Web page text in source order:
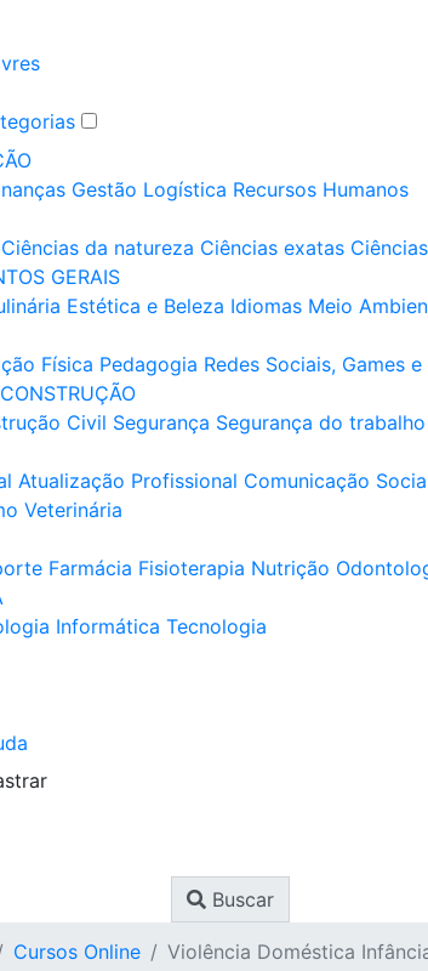
Gestão Logística Recursos Humanos
Ciências da natureza Ciências exatas
GERAIS
Estética e Beleza Idiomas Meio
Física Pedagogia Redes Sociais, Games
Civil Segurança Segurança do trabalho
Atualização Profissional Comunicação
Veterinária
Farmácia Fisioterapia Nutrição
Informática Tecnologia
Buscar
Cursos Online Violência Doméstica